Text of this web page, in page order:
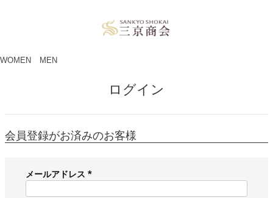
WOMEN MEN
ログイン
会員登録がお済みのお客様
メールアドレス